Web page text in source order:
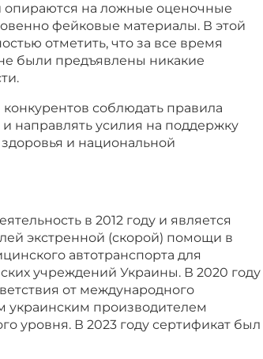
опираются на ложные оценочные
фейковые материалы. В этой
отметить, что за все время
были предъявлены никакие
соблюдать правила
направлять усилия на поддержку
и национальной
в 2012 году и является
экстренной (скорой) помощи в
автотранспорта для
учреждений Украины. В 2020 году
от международного
украинским производителем
уровня. В 2023 году сертификат был